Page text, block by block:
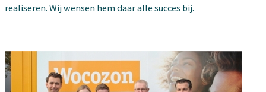
realiseren. Wij wensen hem daar alle succes bij.